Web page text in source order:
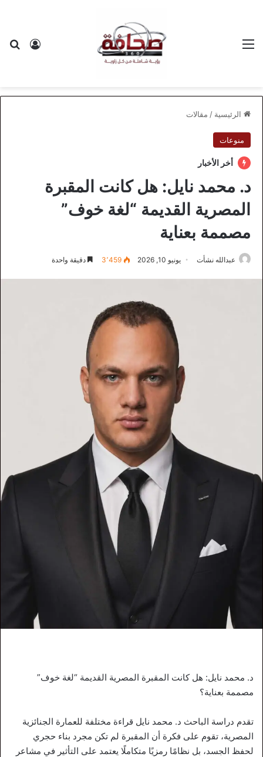
الرئيسية / مقالات
منوعات
أخر الأخبار
د. محمد نايل: هل كانت المقبرة
المصرية القديمة “لغة خوف”
مصممة بعناية
عبدالله نشأت يونيو 10, 2026 3٬459 دقيقة واحدة
د. محمد نايل: هل كانت المقبرة المصرية القديمة “لغة خوف”
مصممة بعناية؟
تقدم دراسة الباحث د. محمد نايل قراءة مختلفة للعمارة الجنائزية
المصرية، تقوم على فكرة أن المقبرة لم تكن مجرد بناء حجري
لحفظ الجسد، بل نظامًا رمزيًا متكاملًا يعتمد على التأثير في مشاعر